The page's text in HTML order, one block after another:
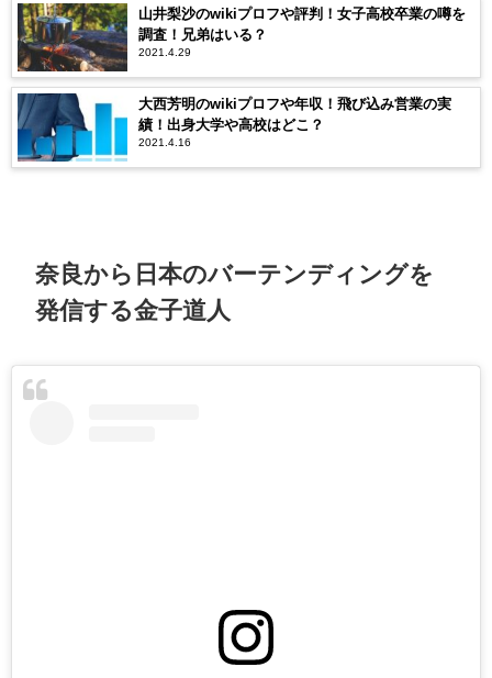
山井梨沙のwikiプロフや評判！女子高校卒業の噂を
調査！兄弟はいる？
2021.4.29
大西芳明のwikiプロフや年収！飛び込み営業の実
績！出身大学や高校はどこ？
2021.4.16
奈良から日本のバーテンディングを
発信する金子道人